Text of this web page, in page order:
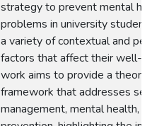
strategy to prevent mental
problems in university
a variety of contextual and
factors that affect their well-
work aims to provide a
framework that addresses
management, mental health,